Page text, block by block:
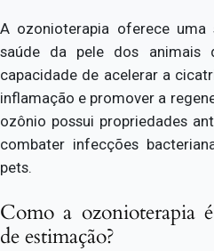
A ozonioterapia oferece
saúde da pele dos animais
capacidade de acelerar a
inflamação e promover a
ozônio possui propriedades
combater infecções
pets.
Como a ozonioterapia
de estimação?